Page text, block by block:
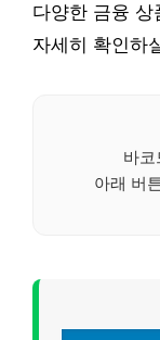
다양한 금융 상
자세히 확인하
바
아래 버